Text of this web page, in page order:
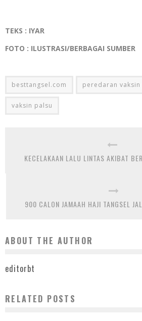
TEKS : IYAR
FOTO : ILUSTRASI/BERBAGAI SUMBER
besttangsel.com peredaran vaksin
vaksin palsu
KECELAKAAN LALU LINTAS AKIBAT
900 CALON JAMAAH HAJI TANGSEL
ABOUT THE AUTHOR
editorbt
RELATED POSTS